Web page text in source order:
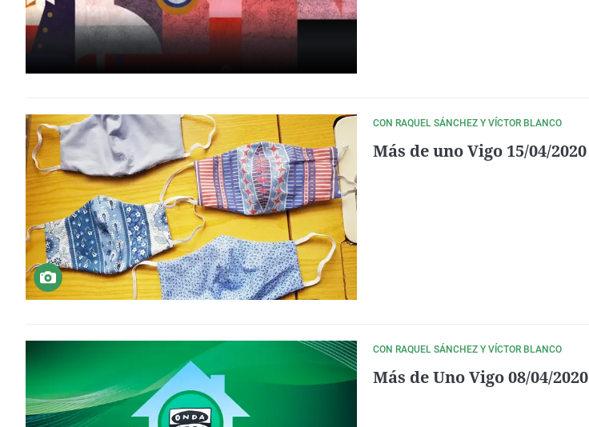
CON RAQUEL SÁNCHEZ Y VÍCTOR BLANCO
Más de uno Vigo 15/04/2020
CON RAQUEL SÁNCHEZ Y VÍCTOR BLANCO
Más de Uno Vigo 08/04/2020